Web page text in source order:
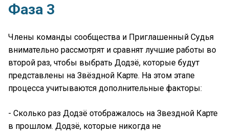
Фаза 3
Члены команды сообщества и Приглашенный Судья
внимательно рассмотрят и сравнят лучшие работы во
второй раз, чтобы выбрать Додзё, которые будут
представлены на Звёздной Карте. На этом этапе
процесса учитываются дополнительные факторы:
- Сколько раз Додзё отображалось на Звездной Карте
в прошлом. Додзё, которые никогда не